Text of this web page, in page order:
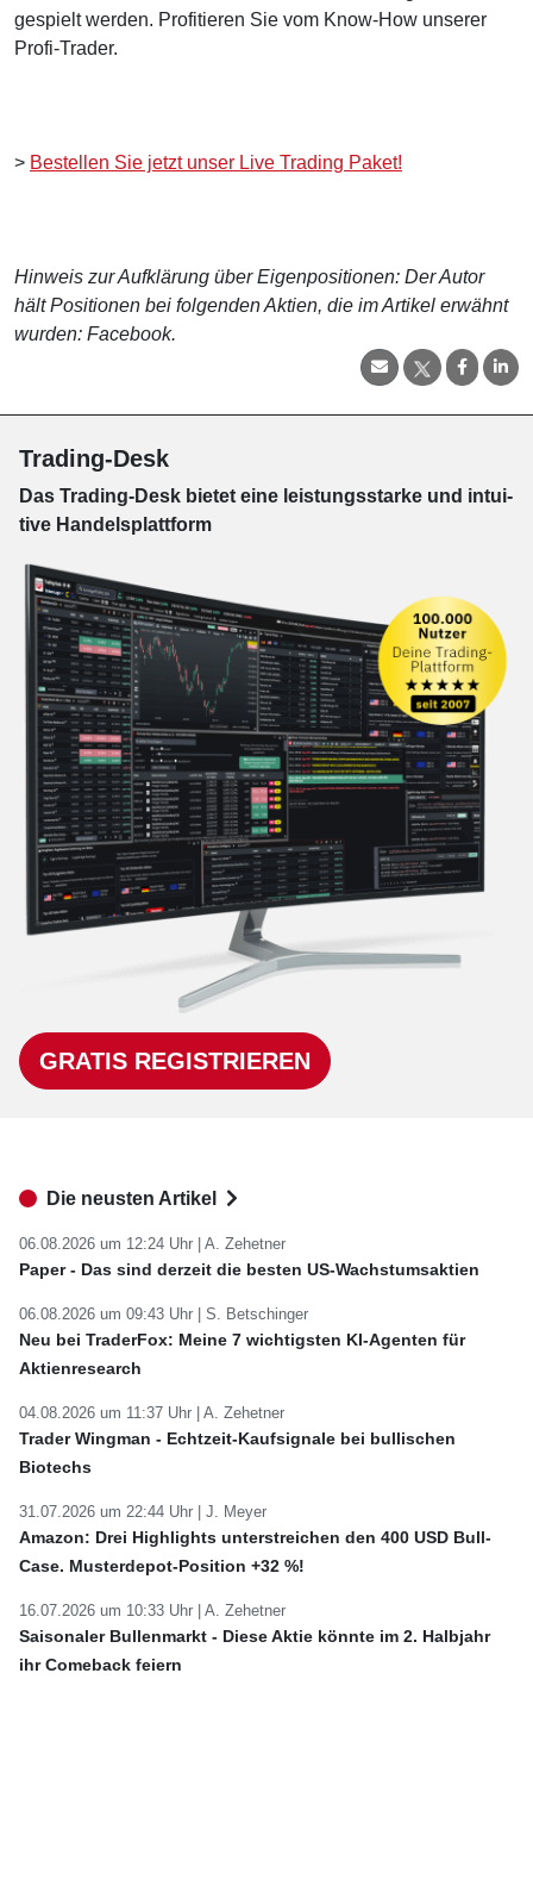
gespielt werden. Profitieren Sie vom Know-How unserer
Profi-Trader.
> Bestellen Sie jetzt unser Live Trading Paket!
Hinweis zur Aufklärung über Eigenpositionen: Der Autor
hält Positionen bei folgenden Aktien, die im Artikel erwähnt
wurden: Facebook.
Trading-Desk
Das Trading-Desk bie­tet eine leis­tungs­star­ke und in­tui­
tive Han­dels­platt­form
GRATIS REGISTRIEREN
Die neusten Artikel
06.08.2026 um 12:24 Uhr | A. Zehetner
Paper - Das sind derzeit die besten US-Wachstumsaktien
06.08.2026 um 09:43 Uhr | S. Betschinger
Neu bei TraderFox: Meine 7 wichtigsten KI-Agenten für
Aktienresearch
04.08.2026 um 11:37 Uhr | A. Zehetner
Trader Wingman - Echtzeit-Kaufsignale bei bullischen
Biotechs
31.07.2026 um 22:44 Uhr | J. Meyer
Amazon: Drei Highlights unterstreichen den 400 USD Bull-
Case. Musterdepot-Position +32 %!
16.07.2026 um 10:33 Uhr | A. Zehetner
Saisonaler Bullenmarkt - Diese Aktie könnte im 2. Halbjahr
ihr Comeback feiern